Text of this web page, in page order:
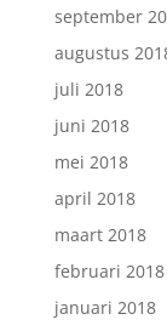
september
augustus
juli 2018
juni 2018
mei 2018
april 2018
maart 2018
februari 2018
januari 2018